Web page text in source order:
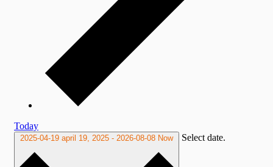
Today
2025-04-19 april 19, 2025 - 2026-08-08 Now Select date.